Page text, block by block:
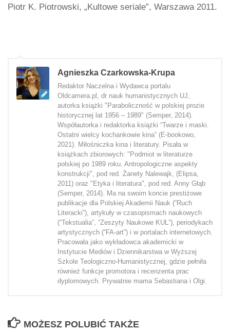
Piotr K. Piotrowski, „Kultowe seriale”, Warszawa 2011.
Agnieszka Czarkowska-Krupa
Redaktor Naczelna i Wydawca portalu
Oldcamera.pl, dr nauk humanistycznych UJ,
autorka książki "Paraboliczność w polskiej prozie
historycznej lat 1956 – 1989" (Semper, 2014).
Współautorka i redaktorka książki “Twarze i maski.
Ostatni wielcy kochankowie kina” (E-bookowo,
2021). Miłośniczka kina i literatury. Pisała w
książkach zbiorowych: "Podmiot w literaturze
polskiej po 1989 roku. Antropologiczne aspekty
konstrukcji", pod red. Żanety Nalewajk, (Elipsa,
2011) oraz "Etyka i literatura", pod red. Anny Głąb
(Semper, 2014). Ma na swoim koncie prestiżowe
publikacje dla Polskiej Akademii Nauk (“Ruch
Literacki”), artykuły w czasopismach naukowych
(“Tekstualia”, “Zeszyty Naukowe KUL”), periodykach
artystycznych (“FA-art”) i w portalach internetowych.
Pracowała jako wykładowca akademicki w
Instytucie Mediów i Dziennikarstwa w Wyższej
Szkole Teologiczno-Humanistycznej, gdzie pełniła
również funkcje promotora i recenzenta prac
dyplomowych. Prywatnie mama Sebastiana i Olgi.
MOŻESZ POLUBIĆ TAKŻE